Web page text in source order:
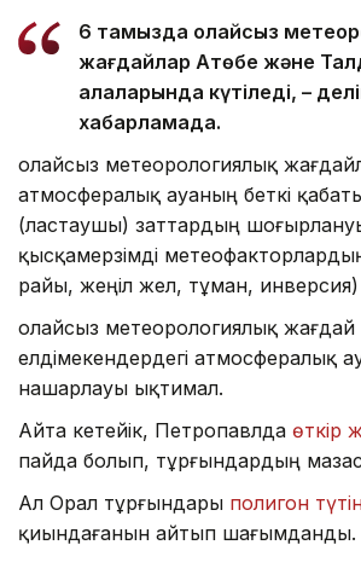
6 тамызда қолайсыз
жағдайлар Ақтөбе және
қалаларында күтіледі, –
хабарламада.
Қолайсыз метеорологиялық
атмосфералық ауаның беткі
(ластаушы) заттардың
қысқамерзімді
райы, жеңіл жел, тұман,
Қолайсыз метеорологиялық жағдай
елдімекендердегі атмосфералық
нашарлауы ықтимал.
Айта кетейік, Петропавлда өткір
пайда болып, тұрғындардың
Ал Орал тұрғындары полигон
қиындағанын айтып шағымданды.